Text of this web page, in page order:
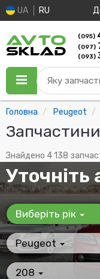
UA RU
(095)
(097)
(093)
Яку
Головна Peugeot
Знайдено 4 138
Уточніть
Виберіть рік
Peugeot
208